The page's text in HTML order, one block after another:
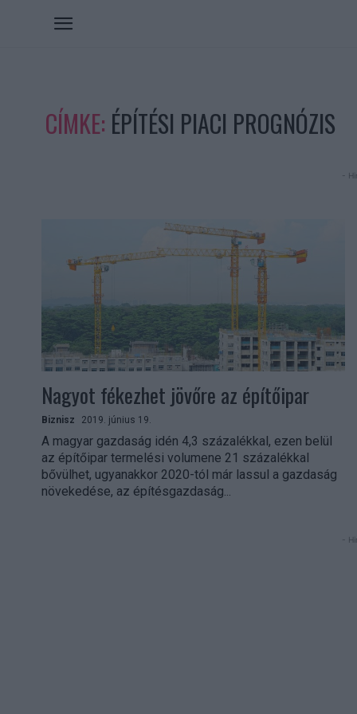
CÍMKE: ÉPÍTÉSI PIACI PROGNÓZIS
-
Nagyot fékezhet jövőre az építőipar
Biznisz 2019. június 19.
A magyar gazdaság idén 4,3 százalékkal, ezen belül
az építőipar termelési volumene 21 százalékkal
bővülhet, ugyanakkor 2020-tól már lassul a gazdaság
növekedése, az építésgazdaság...
-